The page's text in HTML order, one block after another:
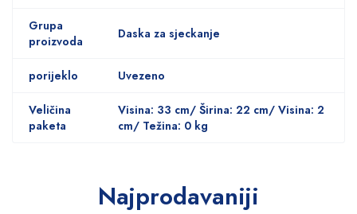
Grupa
proizvoda
Daska za sjeckanje
porijeklo Uvezeno
Veličina
paketa
Visina: 33 cm/ Širina: 22 cm/ Visina: 2
cm/ Težina: 0 kg
Najprodavaniji